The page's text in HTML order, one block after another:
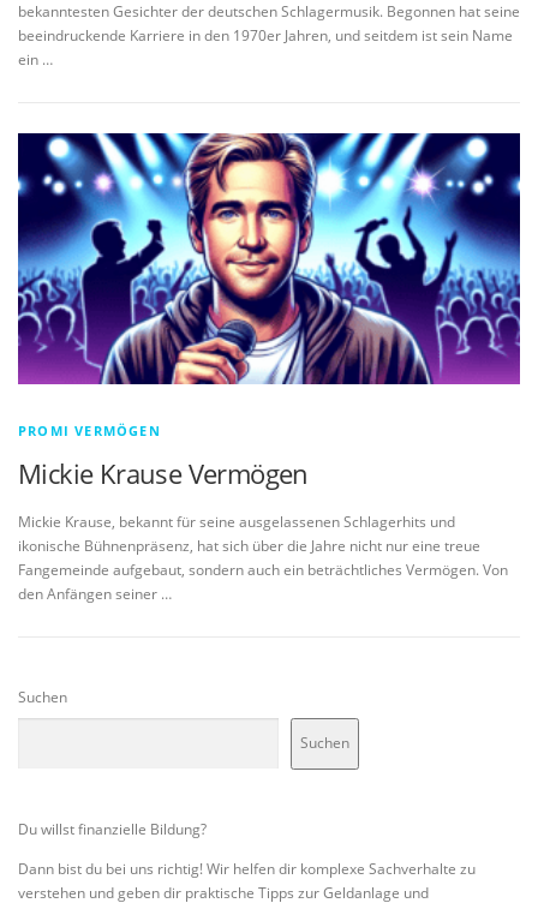
bekanntesten Gesichter der deutschen Schlagermusik. Begonnen hat seine
beeindruckende Karriere in den 1970er Jahren, und seitdem ist sein Name
ein …
PROMI VERMÖGEN
Mickie Krause Vermögen
Mickie Krause, bekannt für seine ausgelassenen Schlagerhits und
ikonische Bühnenpräsenz, hat sich über die Jahre nicht nur eine treue
Fangemeinde aufgebaut, sondern auch ein beträchtliches Vermögen. Von
den Anfängen seiner …
Suchen
Suchen
Du willst finanzielle Bildung?
Dann bist du bei uns richtig! Wir helfen dir komplexe Sachverhalte zu
verstehen und geben dir praktische Tipps zur Geldanlage und